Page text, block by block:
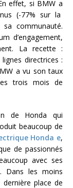
effet, si BMW a
(-77% sur la
communauté.
d’engagement,
La recette :
directrices :
a vu son taux
trois mois de
de Honda qui
beaucoup de
Honda e,
de passionnés
avec ses
Dans les moins
place de